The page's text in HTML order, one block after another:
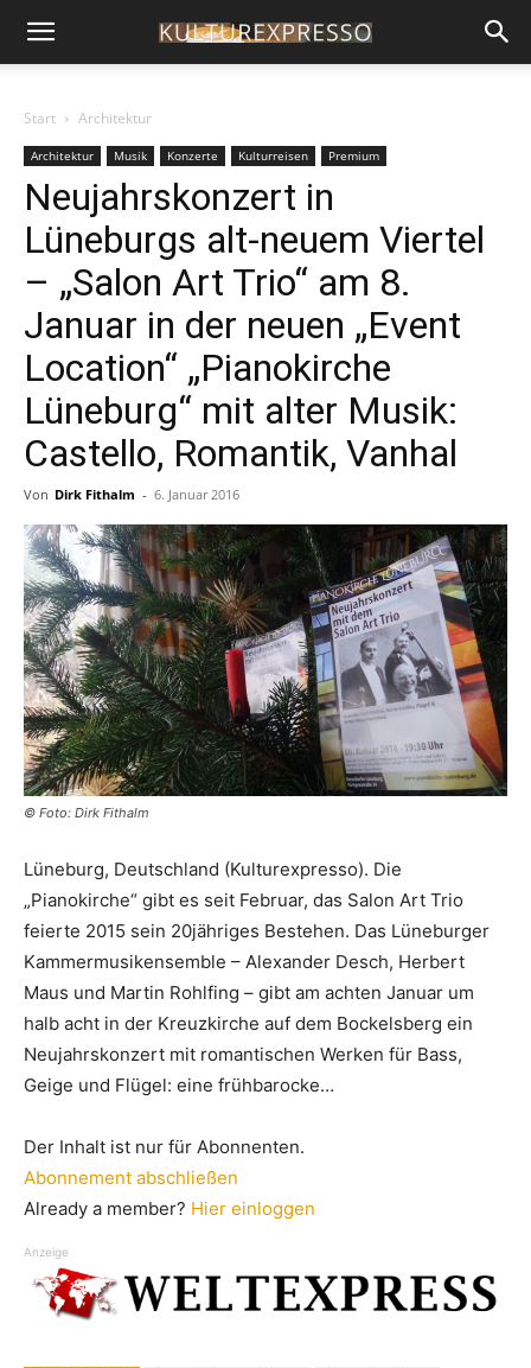
Start Architektur
Architektur Musik Konzerte Kulturreisen Premium
Neujahrskonzert in
Lüneburgs alt-neuem Viertel
– „Salon Art Trio“ am 8.
Januar in der neuen „Event
Location“ „Pianokirche
Lüneburg“ mit alter Musik:
Castello, Romantik, Vanhal
Von Dirk Fithalm - 6. Januar 2016
© Foto: Dirk Fithalm
Lüneburg, Deutschland (Kulturexpresso). Die
„Pianokirche“ gibt es seit Februar, das Salon Art Trio
feierte 2015 sein 20jähriges Bestehen. Das Lüneburger
Kammermusikensemble – Alexander Desch, Herbert
Maus und Martin Rohlfing – gibt am achten Januar um
halb acht in der Kreuzkirche auf dem Bockelsberg ein
Neujahrskonzert mit romantischen Werken für Bass,
Geige und Flügel: eine frühbarocke…
Der Inhalt ist nur für Abonnenten.
Abonnement abschließen
Already a member? Hier einloggen
Anzeige